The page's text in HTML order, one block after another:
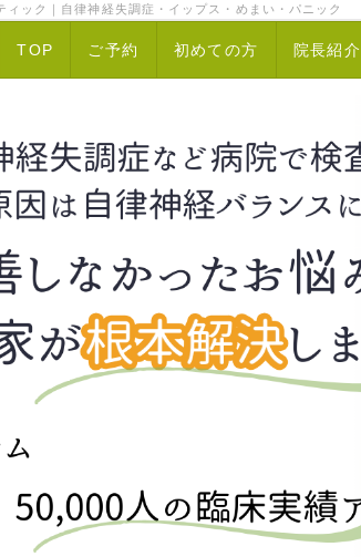
ック｜自律神経失調症・イップス・めまい・パニック
TOP ご予約 初めての方 院長紹介